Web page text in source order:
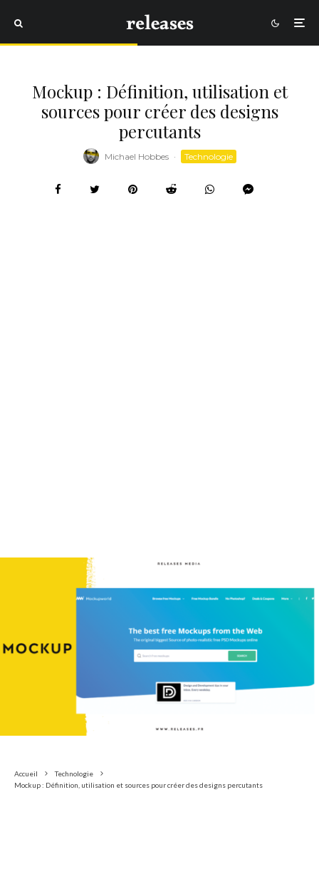
Mockup : Définition, utilisation et
sources pour créer des designs
percutants
Michael Hobbes · Technologie
Accueil
Technologie
Mockup : Définition, utilisation et sources pour créer des designs percutants